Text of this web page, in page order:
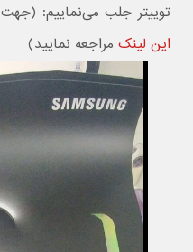
توییتر جلب می‌نماییم:
این لینک مراجعه نمایید)